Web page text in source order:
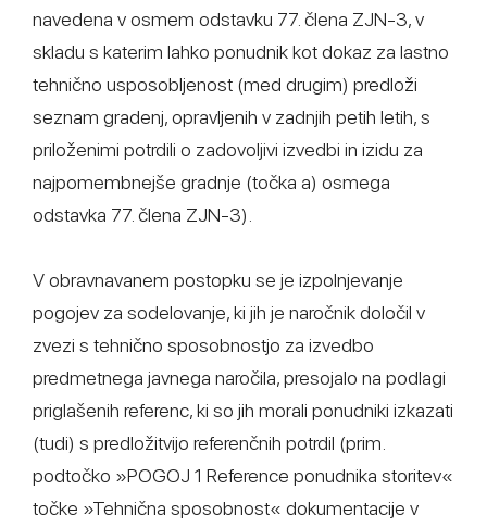
navedena v osmem odstavku 77. člena ZJN-3, v
skladu s katerim lahko ponudnik kot dokaz za lastno
tehnično usposobljenost (med drugim) predloži
seznam gradenj, opravljenih v zadnjih petih letih, s
priloženimi potrdili o zadovoljivi izvedbi in izidu za
najpomembnejše gradnje (točka a) osmega
odstavka 77. člena ZJN-3).
V obravnavanem postopku se je izpolnjevanje
pogojev za sodelovanje, ki jih je naročnik določil v
zvezi s tehnično sposobnostjo za izvedbo
predmetnega javnega naročila, presojalo na podlagi
priglašenih referenc, ki so jih morali ponudniki izkazati
(tudi) s predložitvijo referenčnih potrdil (prim.
podtočko »POGOJ 1 Reference ponudnika storitev«
točke »Tehnična sposobnost« dokumentacije v